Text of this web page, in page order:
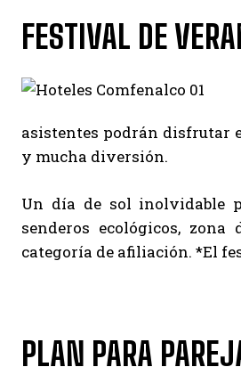
FESTIVAL DE
asistentes podrán disfrutar
y mucha diversión.
Un día de sol inolvidable
senderos ecológicos,
categoría de afiliación. *El
PLAN PARA